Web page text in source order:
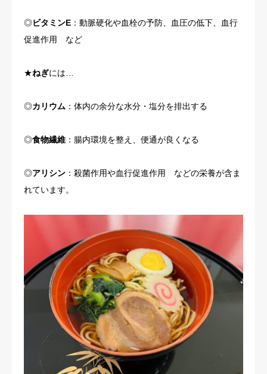
◎ビタミンE ：動脈硬化や血栓の予防、血圧の低下、血行
促進作用 など
★ねぎには…
◎カリウム ：体内の余分な水分・塩分を排出する
◎食物繊維 ：腸内環境を整え、便通が良くなる
◎アリシン ：殺菌作用や血行促進作用 などの栄養が含ま
れています。